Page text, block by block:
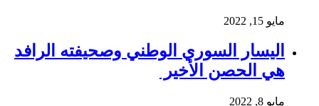
مايو 15, 2022
اليسار السوري الوطني وصحيفته الرافد
هي الحصن الأخير
مايو 8, 2022